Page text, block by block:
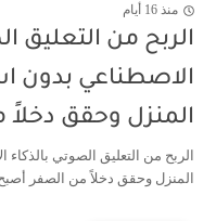
منذ 16 أيام
الربح من التعليق
الاصطناعي بدون
المنزل وحقق
الربح من التعليق الصوتي
المنزل وحقق دخلاً من الصفر